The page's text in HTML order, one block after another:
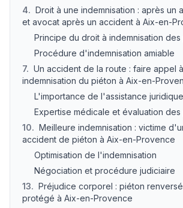
4. Droit à une indemnisation : après un
et avocat après un accident à Aix-en-
Principe du droit à indemnisation des
Procédure d'indemnisation amiable
7. Un accident de la route : faire appel
indemnisation du piéton à Aix-en-
L'importance de l'assistance
Expertise médicale et évaluation
10. Meilleure indemnisation : victime
accident de piéton à Aix-en-Provence
Optimisation de l'indemnisation
Négociation et procédure judiciaire
13. Préjudice corporel : piéton
protégé à Aix-en-Provence